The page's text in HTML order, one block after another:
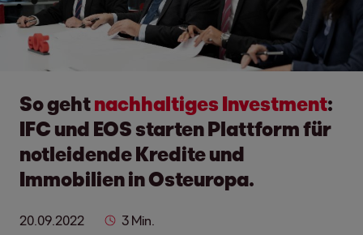
So gehtnachhaltiges Investment:
IFC und EOS starten Plattform für
notleidende Kredite und
Immobilien in Osteuropa.
20.09.2022 3 Min.